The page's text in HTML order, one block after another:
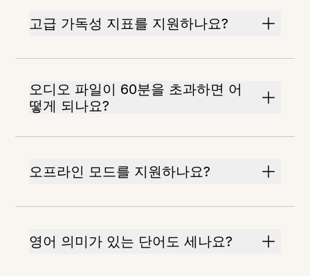
고급 가독성 지표를 지원하나요?
오디오 파일이 60분을 초과하면 어
떻게 되나요?
오프라인 모드를 지원하나요?
영어 의미가 있는 단어도 세나요?